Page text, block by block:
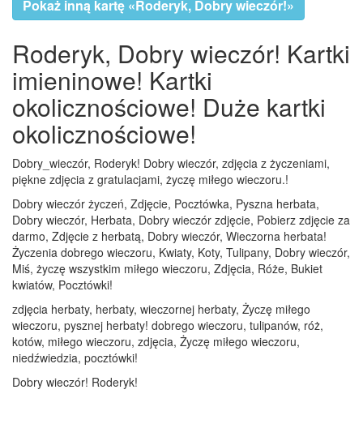
Pokaż inną kartę «Roderyk, Dobry wieczór!»
Roderyk, Dobry wieczór! Kartki
imieninowe! Kartki
okolicznościowe! Duże kartki
okolicznościowe!
Dobry_wieczór, Roderyk! Dobry wieczór, zdjęcia z życzeniami,
piękne zdjęcia z gratulacjami, życzę miłego wieczoru.!
Dobry wieczór życzeń, Zdjęcie, Pocztówka, Pyszna herbata,
Dobry wieczór, Herbata, Dobry wieczór zdjęcie, Pobierz zdjęcie za
darmo, Zdjęcie z herbatą, Dobry wieczór, Wieczorna herbata!
Życzenia dobrego wieczoru, Kwiaty, Koty, Tulipany, Dobry wieczór,
Miś, życzę wszystkim miłego wieczoru, Zdjęcia, Róże, Bukiet
kwiatów, Pocztówki!
zdjęcia herbaty, herbaty, wieczornej herbaty, Życzę miłego
wieczoru, pysznej herbaty! dobrego wieczoru, tulipanów, róż,
kotów, miłego wieczoru, zdjęcia, Życzę miłego wieczoru,
niedźwiedzia, pocztówki!
Dobry wieczór! Roderyk!